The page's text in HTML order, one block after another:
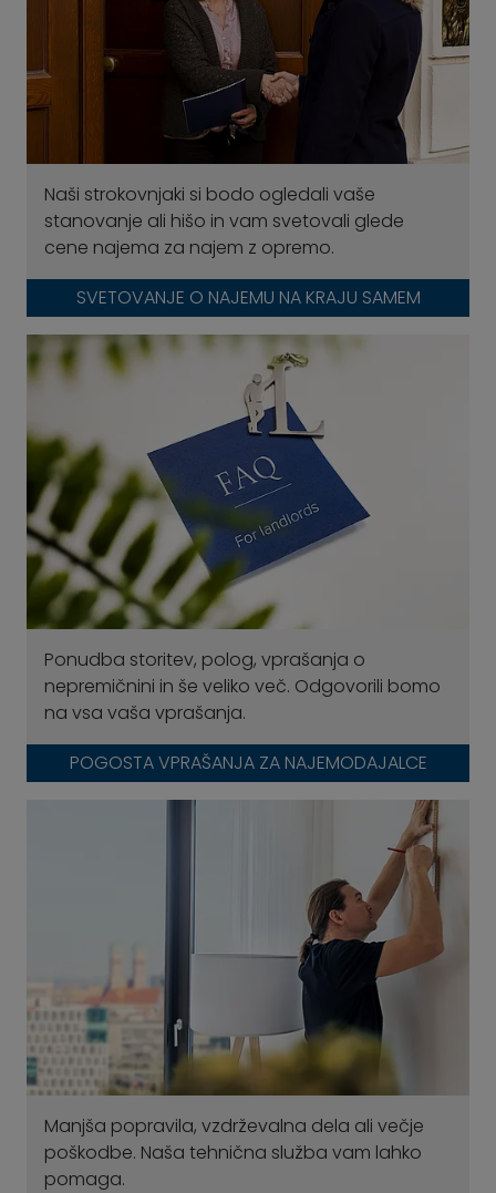
Naši strokovnjaki si bodo ogledali vaše
stanovanje ali hišo in vam svetovali glede
cene najema za najem z opremo.
SVETOVANJE O NAJEMU NA KRAJU SAMEM
Ponudba storitev, polog, vprašanja o
nepremičnini in še veliko več. Odgovorili bomo
na vsa vaša vprašanja.
POGOSTA VPRAŠANJA ZA NAJEMODAJALCE
Manjša popravila, vzdrževalna dela ali večje
poškodbe. Naša tehnična služba vam lahko
pomaga.